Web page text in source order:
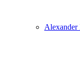
Alexander